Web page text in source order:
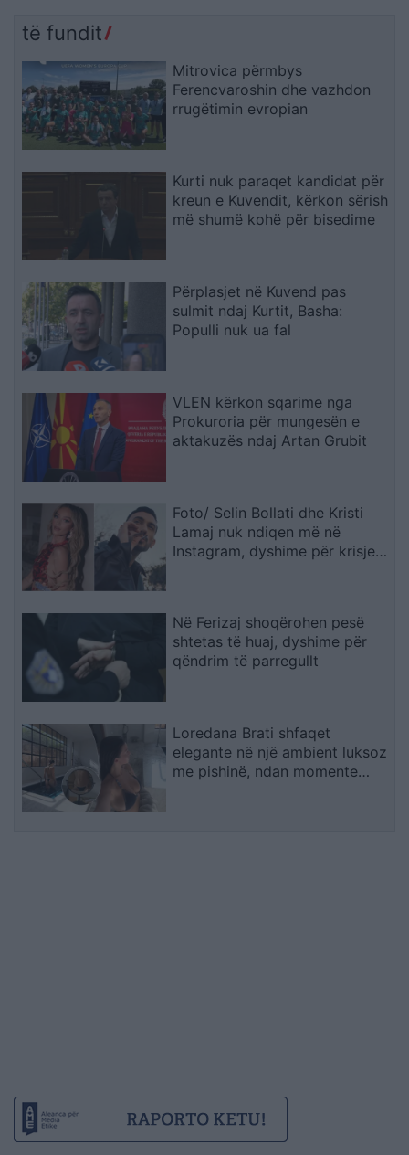
të fundit
Mitrovica përmbys
Ferencvaroshin dhe vazhdon
rrugëtimin evropian
Kurti nuk paraqet kandidat për
kreun e Kuvendit, kërkon sërish
më shumë kohë për bisedime
Përplasjet në Kuvend pas
sulmit ndaj Kurtit, Basha:
Populli nuk ua fal
VLEN kërkon sqarime nga
Prokuroria për mungesën e
aktakuzës ndaj Artan Grubit
Foto/ Selin Bollati dhe Kristi
Lamaj nuk ndiqen më në
Instagram, dyshime për krisje
Në Ferizaj shoqërohen pesë
shtetas të huaj, dyshime për
qëndrim të parregullt
Loredana Brati shfaqet
elegante në një ambient luksoz
me pishinë, ndan momente